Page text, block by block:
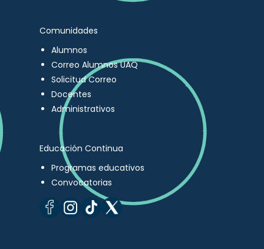
Comunidades
Alumnos
Correo Alumnos UAQ
Solicitud Correo
Docentes
Administrativos
Educación Continua
Programas educativos
Convocatorias